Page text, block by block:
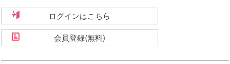
ログインはこちら
会員登録(無料)